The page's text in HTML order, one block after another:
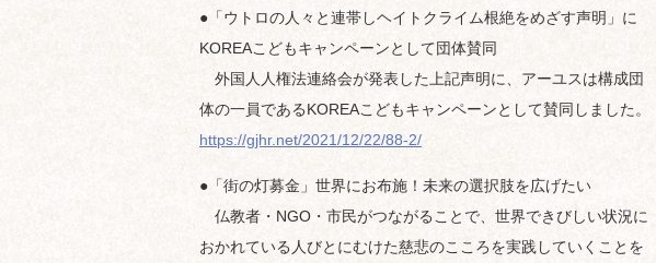
●「ウトロの人々と連帯しヘイトクライム根絶をめざす声明」に
KOREAこどもキャンペーンとして団体賛同
外国人人権法連絡会が発表した上記声明に、アーユスは構成団
体の一員であるKOREAこどもキャンペーンとして賛同しました。
https://gjhr.net/2021/12/22/88-2/
●「街の灯募金」世界にお布施！未来の選択肢を広げたい
仏教者・NGO・市民がつながることで、世界できびしい状況に
おかれている人びとにむけた慈悲のこころを実践していくことを